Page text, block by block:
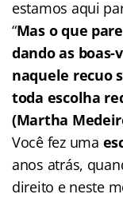
estamos aqui
“Mas o que
dando as
naquele recuo
toda escolha
(Martha
Você fez uma
anos atrás,
direito e neste